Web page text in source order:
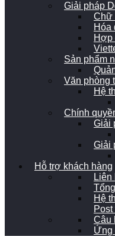
Giải pháp
Chữ
Hóa
Hợp
Sản phẩm
Văn phòng
Hệ
Chính
Giải
Giải
Hỗ trợ khách hàng
Liên
Hệ
Câu
Ứng